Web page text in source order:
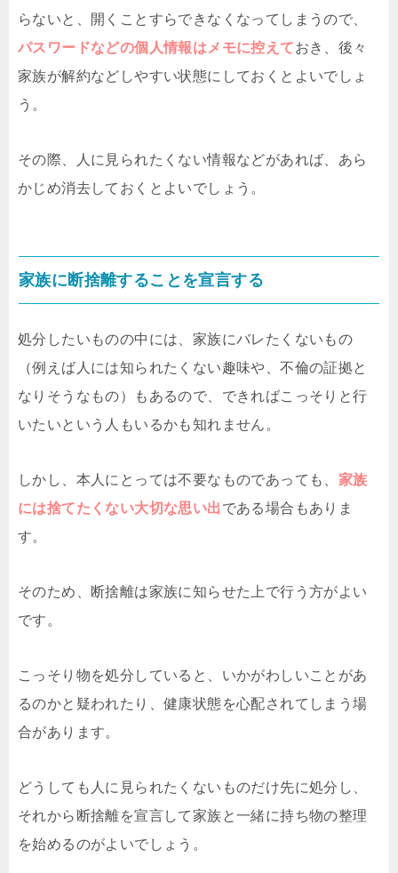
らないと、開くことすらできなくなってしまうので、
パスワードなどの個人情報はメモに控えておき、後々
家族が解約などしやすい状態にしておくとよいでしょ
う。
その際、人に見られたくない情報などがあれば、あら
かじめ消去しておくとよいでしょう。
家族に断捨離することを宣言する
処分したいものの中には、家族にバレたくないもの
（例えば人には知られたくない趣味や、不倫の証拠と
なりそうなもの）もあるので、できればこっそりと行
いたいという人もいるかも知れません。
しかし、本人にとっては不要なものであっても、 家族
には捨てたくない大切な思い出 である場合もありま
す。
そのため、断捨離は家族に知らせた上で行う方がよい
です。
こっそり物を処分していると、いかがわしいことがあ
るのかと疑われたり、健康状態を心配されてしまう場
合があります。
どうしても人に見られたくないものだけ先に処分し、
それから断捨離を宣言して家族と一緒に持ち物の整理
を始めるのがよいでしょう。